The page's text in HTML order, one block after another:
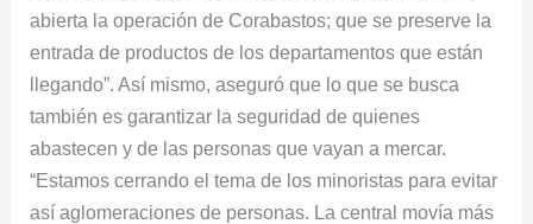
abierta la operación de Corabastos; que se preserve la
entrada de productos de los departamentos que están
llegando”. Así mismo, aseguró que lo que se busca
también es garantizar la seguridad de quienes
abastecen y de las personas que vayan a mercar.
“Estamos cerrando el tema de los minoristas para evitar
así aglomeraciones de personas. La central movía más